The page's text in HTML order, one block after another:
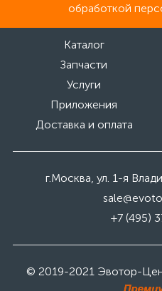
обработкой
Каталог
Запчасти
Услуги
Приложения
Доставка и оплата
г.Москва, ул. 1-я
+7 (495)
© 2019-2021 Эвотор-